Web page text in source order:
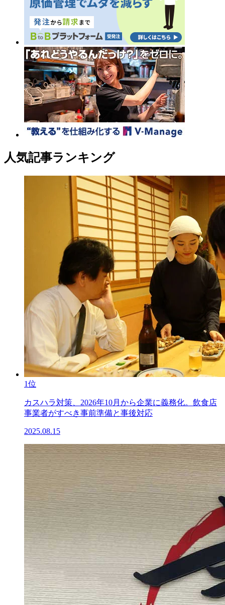
人気記事ランキング
1位
カスハラ対策、2026年10月から企業に義務化。飲食店
事業者がすべき事前準備と事後対応
2025.08.15